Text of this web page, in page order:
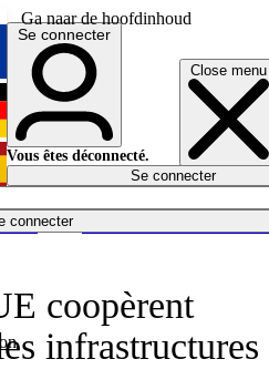
Ga naar de hoofdinhoud
Close menu
connecter
English
Deutsch
Español
Se connecter
Vous êtes déconnecté.
Se connecter
coopèrent
infrastructures